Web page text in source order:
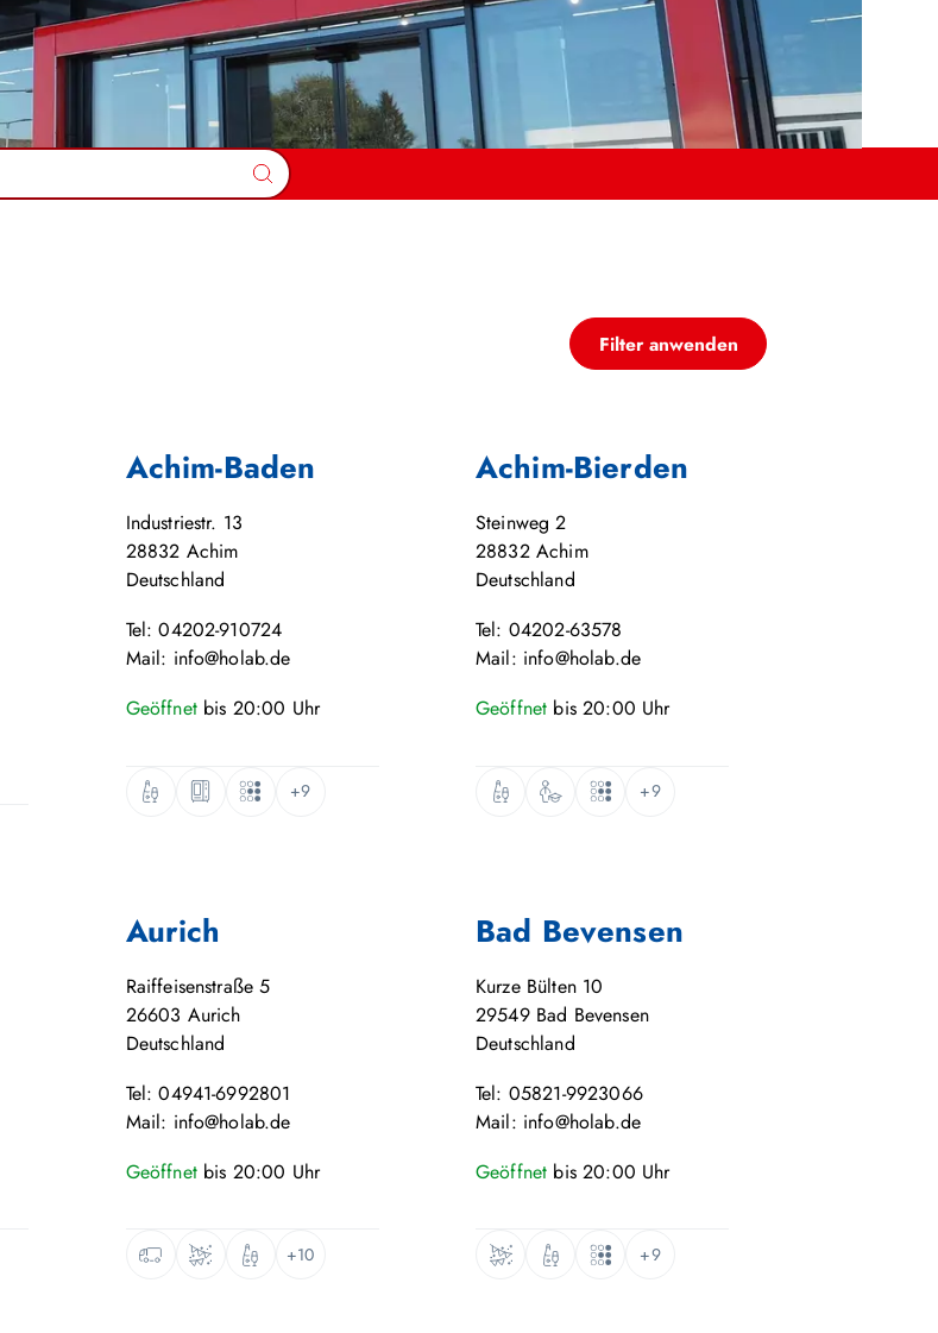
Suchen
Filter anwenden
Achim-Baden
Industriestr. 13
28832 Achim
Deutschland
Tel: 04202-910724
Mail: info@holab.de
Geöffnet bis 20:00 Uhr
+9
Achim-Bierden
Steinweg 2
28832 Achim
Deutschland
Tel: 04202-63578
Mail: info@holab.de
Geöffnet bis20:00 Uhr
+9
Aurich
Raiffeisenstraße 5
26603 Aurich
Deutschland
Tel: 04941-6992801
Mail: info@holab.de
Geöffnet bis 20:00 Uhr
+10
Bad Bevensen
Kurze Bülten 10
29549 Bad Bevensen
Deutschland
Tel: 05821-9923066
Mail: info@holab.de
Geöffnet bis20:00 Uhr
+9